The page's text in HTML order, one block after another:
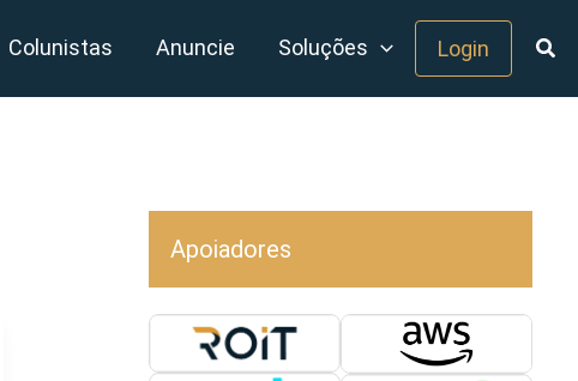
Colunistas Anuncie Soluções Login
Apoiadores